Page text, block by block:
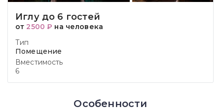
Иглу до 6 гостей
от 2500 ₽ на человека
Тип
Помещение
Вместимость
6
Особенности